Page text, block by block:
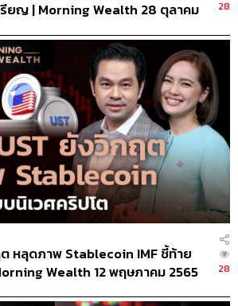
ยญ | Morning Wealth 28 ตุลาคม
28
หลุดภาพ Stablecoin IMF ชี้ท้าย
Wealth 12 พฤษภาคม 2565
28